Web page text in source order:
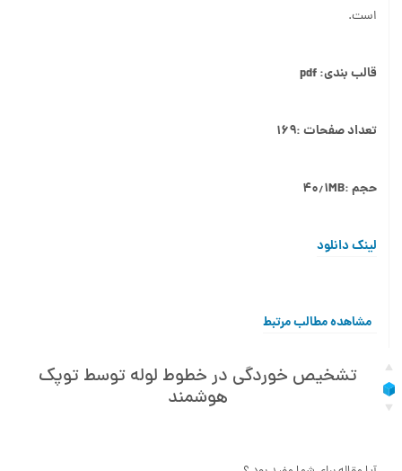
است.
قالب بندی: pdf
تعداد صفحات :۱۶۹
حجم :۴۰٫۱MB
لینک دانلود
مشاهده مطالب مرتبط
تشخیص خوردگی در خطوط لوله توسط توپک
هوشمند